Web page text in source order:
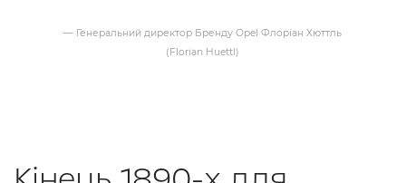
— Генеральний директор Бренду Opel Флоріан Хюттль
(Florian Huettl)